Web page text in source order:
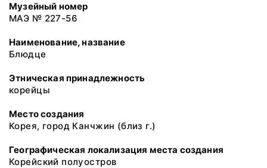
Музейный номер
МАЭ № 227-56
Наименование, название
Блюдце
Этническая принадлежность
корейцы
Место создания
Корея, город Канчжин (близ г.)
Географическая локализация места создания
Корейский полуостров